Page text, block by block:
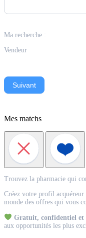
Ma recherche :
Vendeur
Suivant
Mes matchs
Acquéreur
Trouvez la pharmacie qui
Créez votre profil acquéreur
monde des offres qui vous
Gratuit, confidentiel et
aux opportunités les plus